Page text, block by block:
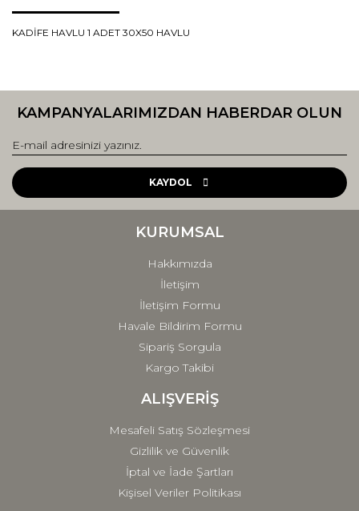
KADİFE HAVLU 1 ADET 30X50 HAVLU
konularda yetersiz gördüğünüz noktaları öneri formunu
Görüş ve önerileriniz için teşekkür ederiz.
Ürün resmi kalitesiz, bozuk veya görüntülenemiyor.
Ürün açıklamasında eksik bilgiler bulunuyor.
Ürün fiyatı diğer sitelerden daha pahalı.
Gönder
KAMPANYALARIMIZDAN HABERDAR OLUN
KAYDOL
KURUMSAL
Hakkımızda
İletişim
İletişim Formu
Havale Bildirim Formu
Sipariş Sorgula
Kargo Takibi
ALIŞVERİŞ
Mesafeli Satış Sözleşmesi
Gizlilik ve Güvenlik
İptal ve İade Şartları
Kişisel Veriler Politikası